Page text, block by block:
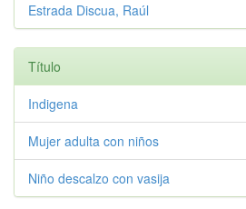
Estrada Discua, Raúl
Título
Indigena
Mujer adulta con niños
Niño descalzo con vasija